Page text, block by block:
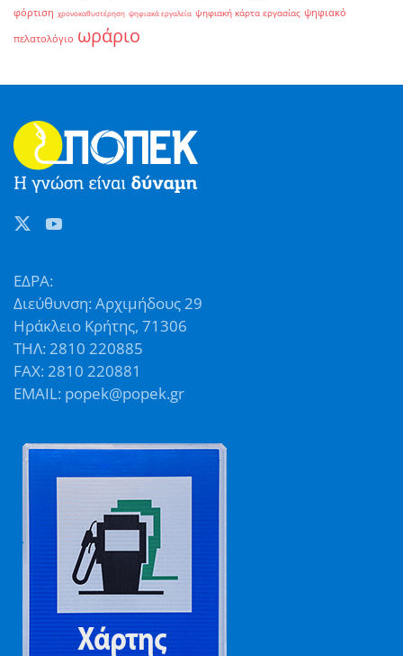
φόρτιση χρονοκαθυστέρηση ψηφιακά εργαλεία ψηφιακή κάρτα εργασίας ψηφιακό
πελατολόγιο ωράριο
ΕΔΡΑ:
Διεύθυνση: Αρχιμήδους 29
Ηράκλειο Κρήτης, 71306
ΤΗΛ: 2810 220885
FAX: 2810 220881
EMAIL: popek@popek.gr